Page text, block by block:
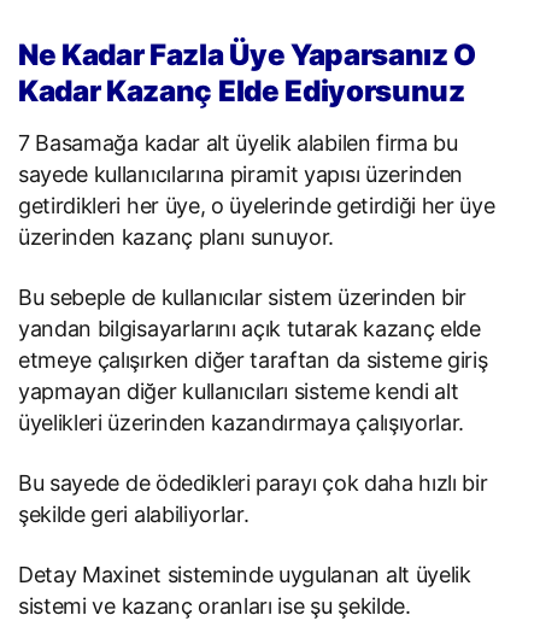
Ne Kadar Fazla Üye Yaparsanız O
Kadar Kazanç Elde Ediyorsunuz
7 Basamağa kadar alt üyelik alabilen firma bu
sayede kullanıcılarına piramit yapısı üzerinden
getirdikleri her üye, o üyelerinde getirdiği her üye
üzerinden kazanç planı sunuyor.
Bu sebeple de kullanıcılar sistem üzerinden bir
yandan bilgisayarlarını açık tutarak kazanç elde
etmeye çalışırken diğer taraftan da sisteme giriş
yapmayan diğer kullanıcıları sisteme kendi alt
üyelikleri üzerinden kazandırmaya çalışıyorlar.
Bu sayede de ödedikleri parayı çok daha hızlı bir
şekilde geri alabiliyorlar.
Detay Maxinet sisteminde uygulanan alt üyelik
sistemi ve kazanç oranları ise şu şekilde.